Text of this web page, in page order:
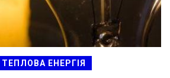
ТЕПЛОВА ЕНЕРГІЯ